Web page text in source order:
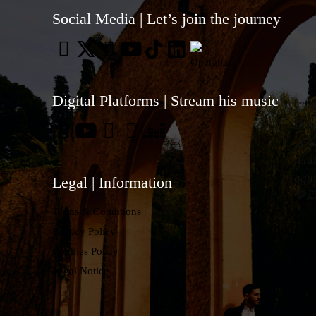
Social Media | Let’s join the journey
Digital Platforms | Stream his music
Legal | Information
Terms & Conditions
Privacy Policy
Cookies Policy
Legal Notice
ja ho
tenim
💚💥